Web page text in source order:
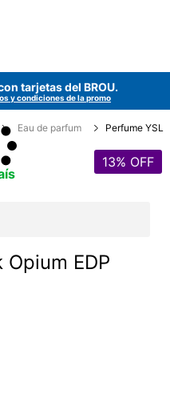
tarjetas del BROU.
y condiciones de la promo
Eau de parfum Perfume YSL
13% OFF
EDP